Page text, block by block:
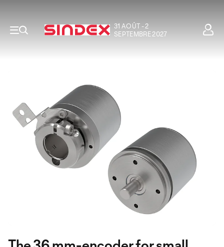
31 AOÛT - 2
SEPTEMBRE 2027